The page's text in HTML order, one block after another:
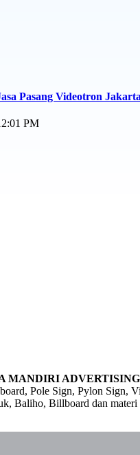
Pasang Videotron Jakarta
PM
MANDIRI ADVERTISING
Pole Sign, Pylon Sign,
Baliho, Billboard dan